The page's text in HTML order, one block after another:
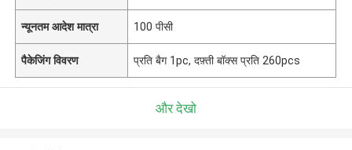
न्यूनतम आदेश मात्रा 100 पीसी
पैकेजिंग विवरण प्रति बैग 1pc, दफ़्ती बॉक्स प्रति 260pcs
और देखो